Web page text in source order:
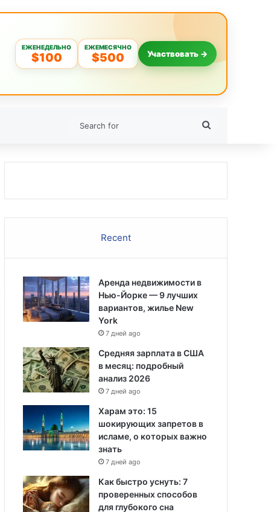
ЕЖЕНЕДЕЛЬНО
$100
ЕЖЕМЕСЯЧНО
$500 Участвовать →
Recent
Аренда недвижимости в
Нью-Йорке — 9 лучших
вариантов, жилье New
York
7 дней ago
Средняя зарплата в США
в месяц: подробный
анализ 2026
7 дней ago
Харам это: 15
шокирующих запретов в
исламе, о которых важно
знать
7 дней ago
Как быстро уснуть: 7
проверенных способов
для глубокого сна